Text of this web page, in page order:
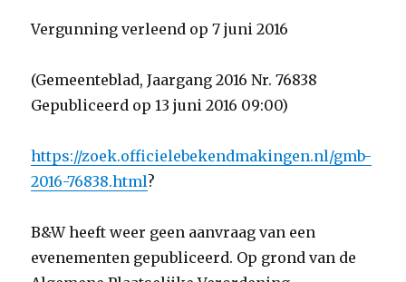
Vergunning verleend op 7 juni 2016
(Gemeenteblad, Jaargang 2016 Nr. 76838
Gepubliceerd op 13 juni 2016 09:00)
https://zoek.officielebekendmakingen.nl/gmb-
2016-76838.html?
B&W heeft weer geen aanvraag van een
evenementen gepubliceerd. Op grond van de